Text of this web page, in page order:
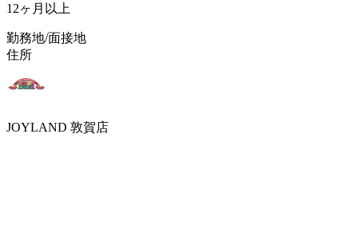
12ヶ月以上
勤務地/面接地
住所
JOYLAND 敦賀店